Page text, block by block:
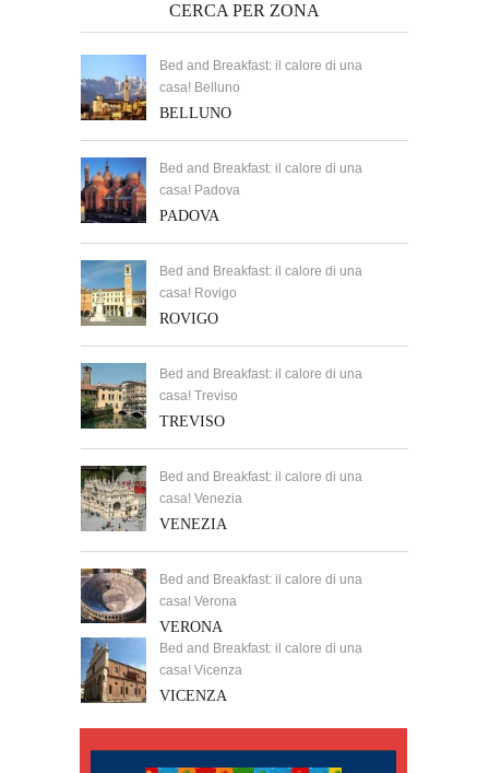
CERCA PER ZONA
Bed and Breakfast: il calore di una
casa! Belluno
BELLUNO
Bed and Breakfast: il calore di una
casa! Padova
PADOVA
Bed and Breakfast: il calore di una
casa! Rovigo
ROVIGO
Bed and Breakfast: il calore di una
casa! Treviso
TREVISO
Bed and Breakfast: il calore di una
casa! Venezia
VENEZIA
Bed and Breakfast: il calore di una
casa! Verona
VERONA
Bed and Breakfast: il calore di una
casa! Vicenza
VICENZA